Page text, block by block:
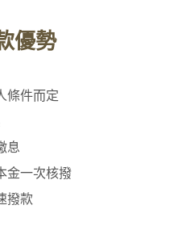
優勢
條件而定
息
金一次核撥
撥款